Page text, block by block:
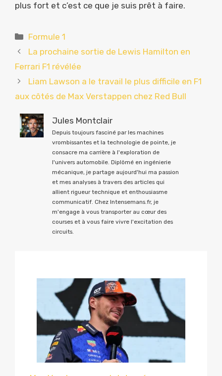
plus fort et c’est ce que je suis prêt à faire.
Catégories
Formule 1
La prochaine sortie de Lewis Hamilton en
Ferrari F1 révélée
Liam Lawson a le travail le plus difficile en F1
aux côtés de Max Verstappen chez Red Bull
Jules Montclair
Depuis toujours fasciné par les machines
vrombissantes et la technologie de pointe, je
consacre ma carrière à l'exploration de
l'univers automobile. Diplômé en ingénierie
mécanique, je partage aujourd'hui ma passion
et mes analyses à travers des articles qui
allient rigueur technique et enthousiasme
communicatif. Chez Intensemans.fr, je
m'engage à vous transporter au cœur des
courses et à vous faire vivre l'excitation des
circuits.